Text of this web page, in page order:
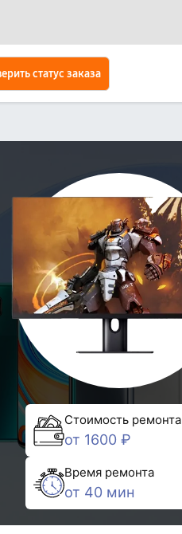
статус заказа
Стоимость ремонта
от 1600 ₽
Время ремонта
от 40 мин